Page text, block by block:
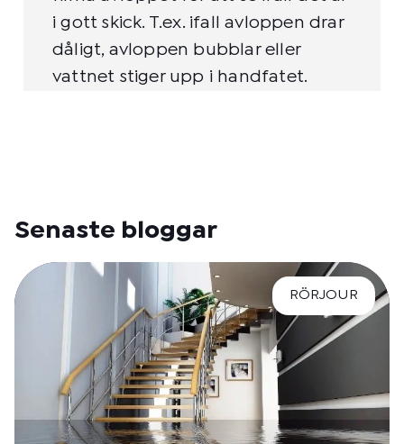
i gott skick. T.ex. ifall avloppen drar
dåligt, avloppen bubblar eller
vattnet stiger upp i handfatet.
Senaste bloggar
RÖRJOUR